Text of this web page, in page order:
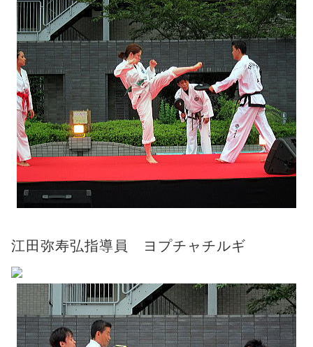
江田弥寿弘指導員 ヨプチャチルギ